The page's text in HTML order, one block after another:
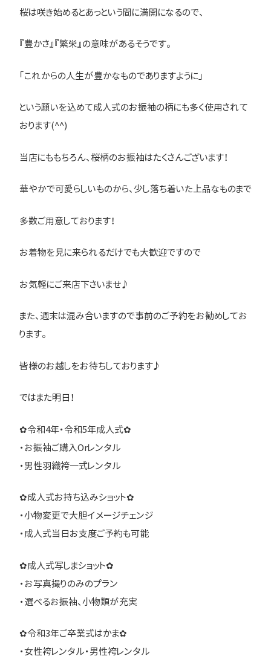
桜は咲き始めるとあっという間に満開になるので、
『豊かさ』『繁栄』の意味があるそうです。
「これからの人生が豊かなものでありますように」
という願いを込めて成人式のお振袖の柄にも多く使用されて
おります(^^)
当店にももちろん、桜柄のお振袖はたくさんございます！
華やかで可愛らしいものから、少し落ち着いた上品なものまで
多数ご用意しております！
お着物を見に来られるだけでも大歓迎ですので
お気軽にご来店下さいませ♪
また、週末は混み合いますので事前のご予約をお勧めしてお
ります。
皆様のお越しをお待ちしております♪
ではまた明日！
✿令和4年・令和5年成人式✿
・お振袖ご購入Orレンタル
・男性羽織袴一式レンタル
✿成人式お持ち込みショット✿
・小物変更で大胆イメージチェンジ
・成人式当日お支度ご予約も可能
✿成人式写しまショット✿
・お写真撮りのみのプラン
・選べるお振袖、小物類が充実
✿令和3年ご卒業式はかま✿
・女性袴レンタル・男性袴レンタル